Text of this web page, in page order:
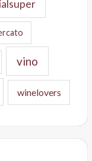
vino
winelovers